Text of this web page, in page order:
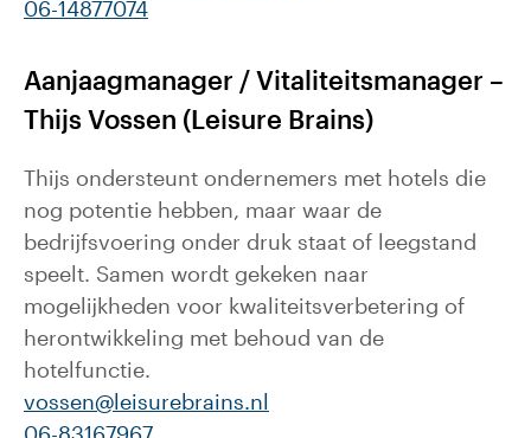
06-14877074
Aanjaagmanager / Vitaliteitsmanager –
Thijs Vossen (Leisure Brains)
Thijs ondersteunt ondernemers met hotels die
nog potentie hebben, maar waar de
bedrijfsvoering onder druk staat of leegstand
speelt. Samen wordt gekeken naar
mogelijkheden voor kwaliteitsverbetering of
herontwikkeling met behoud van de
hotelfunctie.
vossen@leisurebrains.nl